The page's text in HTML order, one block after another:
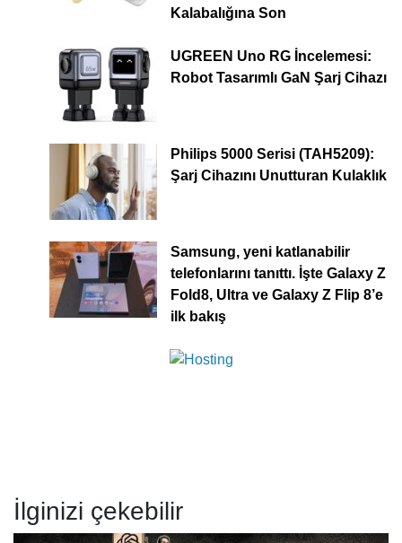
Kalabalığına Son
UGREEN Uno RG İncelemesi:
Robot Tasarımlı GaN Şarj Cihazı
Philips 5000 Serisi (TAH5209):
Şarj Cihazını Unutturan Kulaklık
Samsung, yeni katlanabilir
telefonlarını tanıttı. İşte Galaxy Z
Fold8, Ultra ve Galaxy Z Flip 8’e
ilk bakış
İlginizi çekebilir